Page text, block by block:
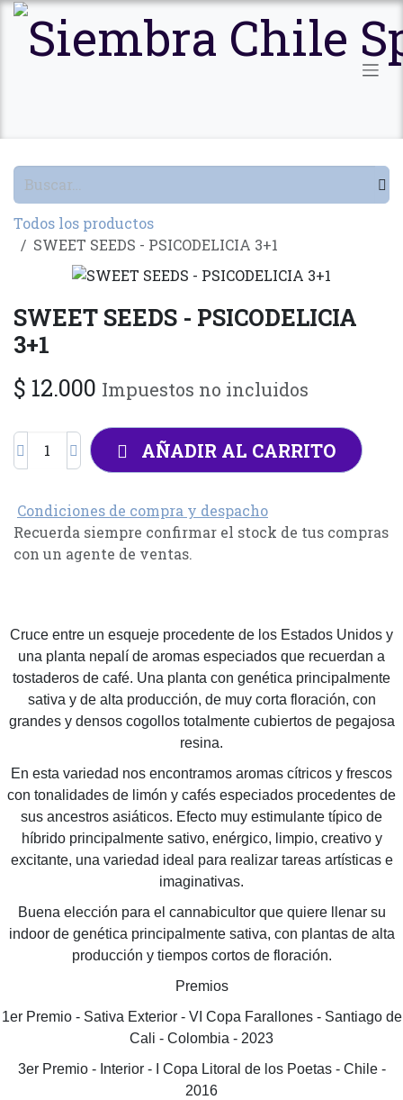
Ir al contenido
Todos los productos
SWEET SEEDS - PSICODELICIA 3+1
SWEET SEEDS - PSICODELICIA
3+1
$ 12.000 Impuestos no incluidos
AÑADIR AL CARRITO
Condiciones de compra y despacho
Recuerda siempre confirmar el stock de tus compras
con un agente de ventas.
Cruce entre un esqueje procedente de los Estados Unidos y
una planta nepalí de aromas especiados que recuerdan a
tostaderos de café. Una planta con genética principalmente
sativa y de alta producción, de muy corta floración, con
grandes y densos cogollos totalmente cubiertos de pegajosa
resina.
En esta variedad nos encontramos aromas cítricos y frescos
con tonalidades de limón y cafés especiados procedentes de
sus ancestros asiáticos. Efecto muy estimulante típico de
híbrido principalmente sativo, enérgico, limpio, creativo y
excitante, una variedad ideal para realizar tareas artísticas e
imaginativas.
Buena elección para el cannabicultor que quiere llenar su
indoor de genética principalmente sativa, con plantas de alta
producción y tiempos cortos de floración.
Premios
1er Premio - Sativa Exterior - VI Copa Farallones - Santiago de
Cali - Colombia - 2023
3er Premio - Interior - I Copa Litoral de los Poetas - Chile -
2016